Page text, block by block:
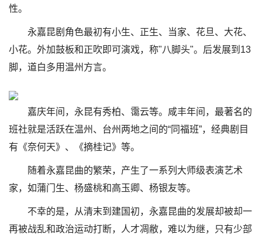
性。
永嘉昆剧角色最初有小生、正生、当家、花旦、大花、
小花。外加鼓板和正吹即可演戏，称"八脚头"。后发展到13
脚，道白多用温州方言。
嘉庆年间，永昆有秀柏、霭云等。咸丰年间，最著名的
班社就是活跃在温州、台州两地之间的“同福班”，经典剧目
有《奈何天》、《摘桂记》等。
随着永嘉昆曲的繁荣，产生了一系列大师级表演艺术
家，如蒲门生、杨盛桃和高玉卿、杨银友等。
不幸的是，从清末到建国初，永嘉昆曲的发展却被却一
再被战乱和政治运动打断，人才凋敝，难以为继，只有少部